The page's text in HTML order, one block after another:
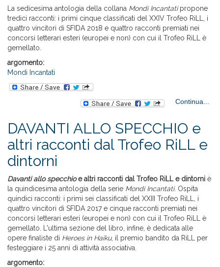
La sedicesima antologia della collana Mondi Incantatipropone
tredici racconti: i primi cinque classificati del XXIV Trofeo RiLL, i
quattro vincitori di SFIDA 2018 e quattro racconti premiati nei
concorsi letterari esteri (europei e non) con cui il Trofeo RiLL è
gemellato.
argomento:
Mondi Incantati
Continua...
DAVANTI ALLO SPECCHIO e
altri racconti dal Trofeo RiLL e
dintorni
Davanti allo specchioe altri racconti dal Trofeo RiLL e dintorni è
la quindicesima antologia della serie Mondi Incantati. Ospita
quindici racconti: i primi sei classificati del XXIII Trofeo RiLL, i
quattro vincitori di SFIDA 2017 e cinque racconti premiati nei
concorsi letterari esteri (europei e non) con cui il Trofeo RiLL è
gemellato. L'ultima sezione del libro, infine, è dedicata alle
opere finaliste di Heroes in Haiku, il premio bandito da RiLL per
festeggiare i 25 anni di attività associativa.
argomento: